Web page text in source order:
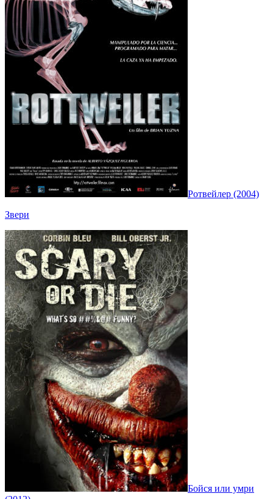
Ротвейлер (2004)
Звери
Бойся или умри